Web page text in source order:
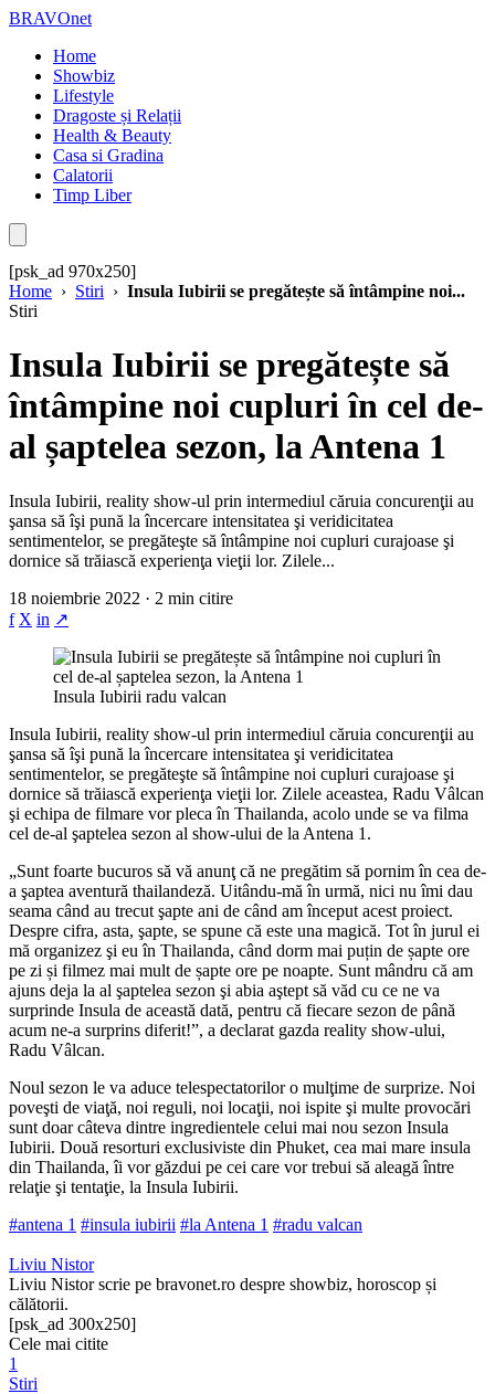
BRAVOnet
Home
Showbiz
Lifestyle
Dragoste și Relații
Health & Beauty
Casa si Gradina
Calatorii
Timp Liber
[psk_ad 970x250]
Home › Stiri › Insula Iubirii se pregătește să întâmpine noi...
Stiri
Insula Iubirii se pregătește să
întâmpine noi cupluri în cel de-
al șaptelea sezon, la Antena 1
Insula Iubirii, reality show-ul prin intermediul căruia concurenţii au
şansa să îşi pună la încercare intensitatea şi veridicitatea
sentimentelor, se pregăteşte să întâmpine noi cupluri curajoase şi
dornice să trăiască experienţa vieţii lor. Zilele...
18 noiembrie 2022 · 2 min citire
f X in ↗
Insula Iubirii radu valcan
Insula Iubirii, reality show-ul prin intermediul căruia concurenţii au
şansa să îşi pună la încercare intensitatea şi veridicitatea
sentimentelor, se pregăteşte să întâmpine noi cupluri curajoase şi
dornice să trăiască experienţa vieţii lor. Zilele aceastea, Radu Vâlcan
şi echipa de filmare vor pleca în Thailanda, acolo unde se va filma
cel de-al şaptelea sezon al show-ului de la Antena 1.
„Sunt foarte bucuros să vă anunţ că ne pregătim să pornim în cea de-
a şaptea aventură thailandeză. Uitându-mă în urmă, nici nu îmi dau
seama când au trecut şapte ani de când am început acest proiect.
Despre cifra, asta, şapte, se spune că este una magică. Tot în jurul ei
mă organizez şi eu în Thailanda, când dorm mai puțin de șapte ore
pe zi și filmez mai mult de șapte ore pe noapte. Sunt mândru că am
ajuns deja la al şaptelea sezon şi abia aştept să văd cu ce ne va
surprinde Insula de această dată, pentru că fiecare sezon de până
acum ne-a surprins diferit!”, a declarat gazda reality show-ului,
Radu Vâlcan.
Noul sezon le va aduce telespectatorilor o mulţime de surprize. Noi
poveşti de viaţă, noi reguli, noi locaţii, noi ispite şi multe provocări
sunt doar câteva dintre ingredientele celui mai nou sezon Insula
Iubirii. Două resorturi exclusiviste din Phuket, cea mai mare insula
din Thailanda, îi vor găzdui pe cei care vor trebui să aleagă între
relaţie şi tentaţie, la Insula Iubirii.
#antena 1 #insula iubirii #la Antena 1 #radu valcan
Liviu Nistor
Liviu Nistor scrie pe bravonet.ro despre showbiz, horoscop și
călătorii.
[psk_ad 300x250]
Cele mai citite
1
Stiri